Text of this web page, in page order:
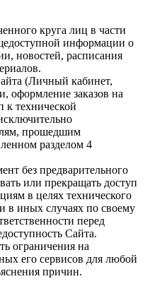
круга лиц в части
информации о
новостей, расписания
(Личный кабинет,
оформление заказов на
к технической
прошедшим
разделом 4
без предварительного
или прекращать доступ
в целях технического
в иных случаях по своему
перед
Сайта.
ограничения на
его сервисов для любой
причин.